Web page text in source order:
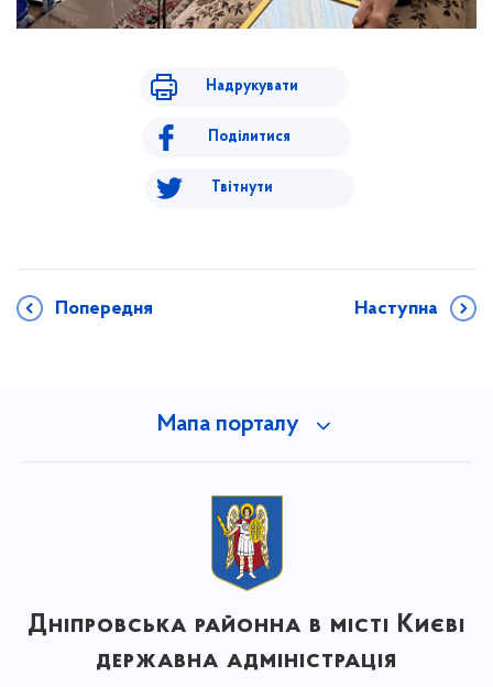
Надрукувати
Поділитися
Твітнути
Попередня Наступна
Мапа порталу
Дніпровська районна в місті Києві
державна адміністрація